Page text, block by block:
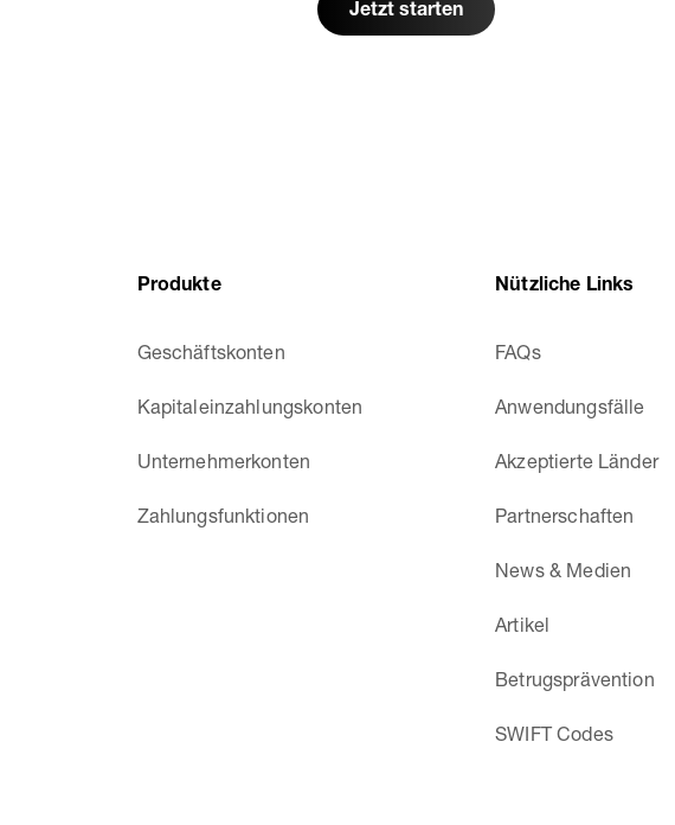
Jetzt starten
Produkte
Geschäftskonten
Kapitaleinzahlungskonten
Unternehmerkonten
Zahlungsfunktionen
Nützliche Links
FAQs
Anwendungsfälle
Akzeptierte Länder
Partnerschaften
News & Medien
Artikel
Betrugsprävention
SWIFT Codes